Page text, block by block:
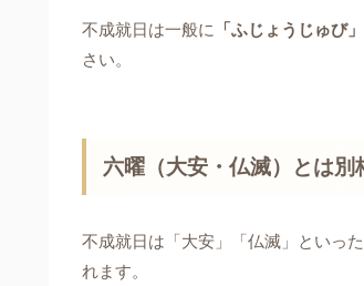
不成就日は一般に 「ふじょうじゅび」
さい。
六曜（大安・仏滅）とは
不成就日は「大安」「仏滅」といっ
れます。